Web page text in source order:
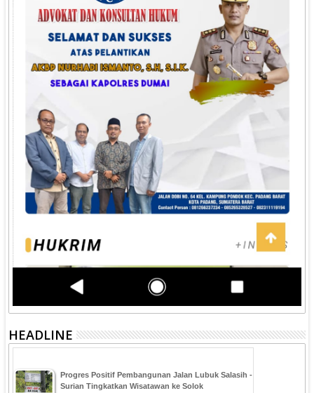
HEADLINE
Progres Positif Pembangunan Jalan Lubuk Salasih -
Surian Tingkatkan Wisatawan ke Solok